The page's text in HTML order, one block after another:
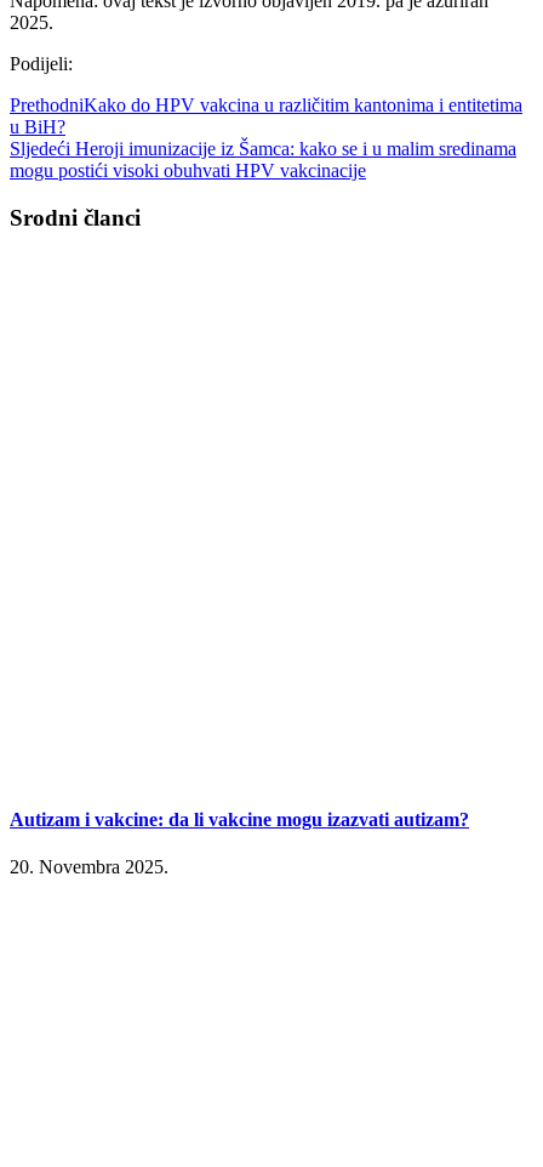
2025.
Podijeli:
PrethodniKako do HPV vakcina u različitim kantonima i entitetima
u BiH?
Sljedeći Heroji imunizacije iz Šamca: kako se i u malim sredinama
mogu postići visoki obuhvati HPV vakcinacije
Srodni članci
Autizam i vakcine: da li vakcine mogu izazvati autizam?
20. Novembra 2025.